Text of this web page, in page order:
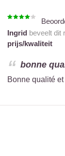
Ingrid beveelt dit
prijs/kwaliteit
bonne
Bonne qualité